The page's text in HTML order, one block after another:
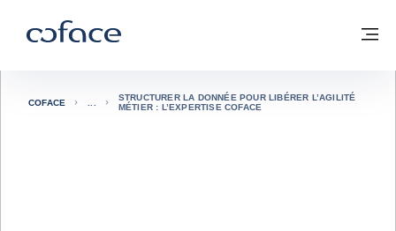
Coface, for Trade - Page d'accueil Groupe Coface
Retour à la page d'accueil
COFACE
STRUCTURER LA DONNÉE POUR LIBÉRER L’AGILITÉ
MÉTIER : L’EXPERTISE COFACE